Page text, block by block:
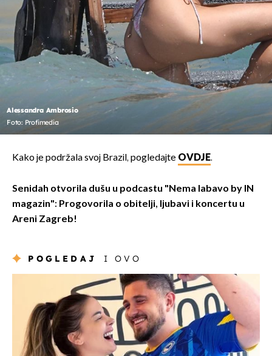
Alessandra Ambrosio
Foto: Profimedia
Kako je podržala svoj Brazil, pogledajte OVDJE.
Senidah otvorila dušu u podcastu "Nema labavo by IN
magazin": Progovorila o obitelji, ljubavi i koncertu u
Areni Zagreb!
POGLEDAJ I OVO